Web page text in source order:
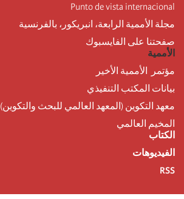
Punto de vista internacional
مجلة الأممية الرابعة، انبريكور، بالفرنسية
صفحتنا على الفايسبوك
الأممية
مؤتمر الأممية الأخير
بيانات المكتب التنفيذي
معهد التكوين (المعهد العالمي للبحث والتكوين)
المخيم العالمي
الكتاب
الفيديوهات
RSS